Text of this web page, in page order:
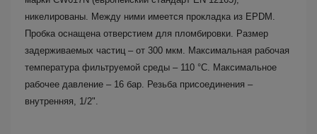
никелированы. Между ними имеется прокладка из EPDM.
Пробка оснащена отверстием для пломбировки. Размер
задерживаемых частиц – от 300 мкм. Максимальная рабочая
температура фильтруемой среды – 110 °C. Максимальное
рабочее давление – 16 бар. Резьба присоединения –
внутренняя, 1/2".